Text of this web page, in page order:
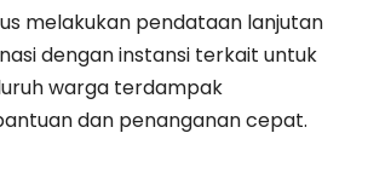
melakukan pendataan lanjutan
dengan instansi terkait untuk
warga terdampak
dan penanganan cepat.